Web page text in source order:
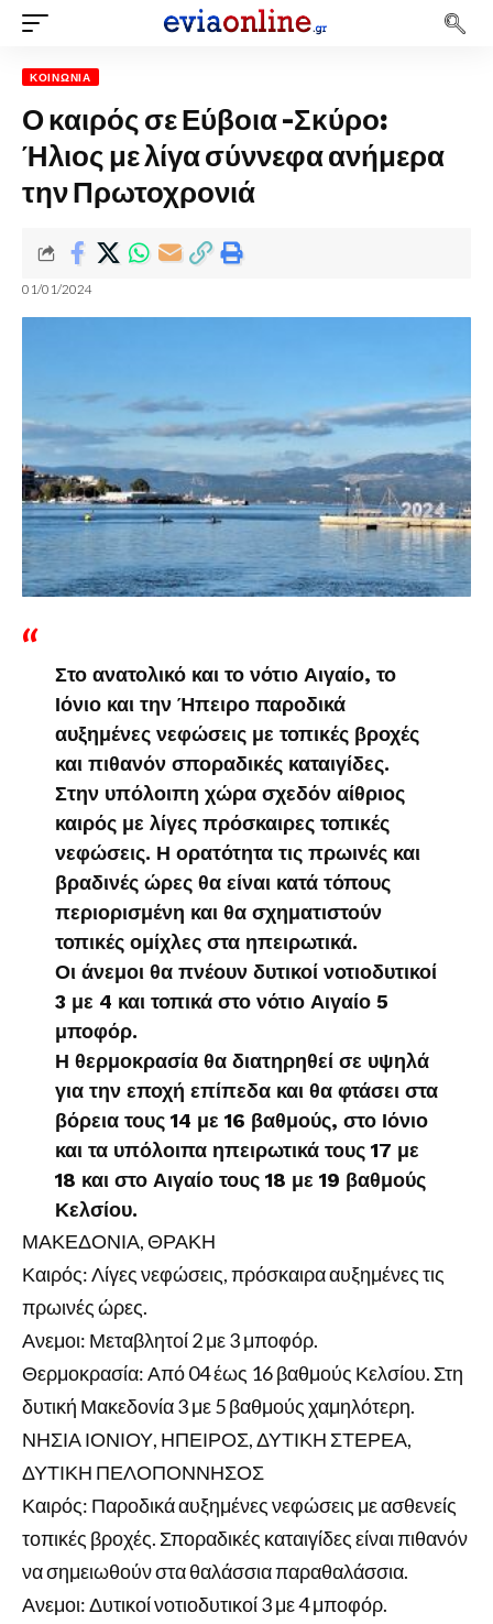
ΚΟΙΝΩΝΊΑ
Ο καιρός σε Εύβοια -Σκύρο:
Ήλιος με λίγα σύννεφα ανήμερα
την Πρωτοχρονιά
01/01/2024
Στο ανατολικό και το νότιο Αιγαίο, το
Ιόνιο και την Ήπειρο παροδικά
αυξημένες νεφώσεις με τοπικές βροχές
και πιθανόν σποραδικές καταιγίδες.
Στην υπόλοιπη χώρα σχεδόν αίθριος
καιρός με λίγες πρόσκαιρες τοπικές
νεφώσεις. Η ορατότητα τις πρωινές και
βραδινές ώρες θα είναι κατά τόπους
περιορισμένη και θα σχηματιστούν
τοπικές ομίχλες στα ηπειρωτικά.
Οι άνεμοι θα πνέουν δυτικοί νοτιοδυτικοί
3 με 4 και τοπικά στο νότιο Αιγαίο 5
μποφόρ.
Η θερμοκρασία θα διατηρηθεί σε υψηλά
για την εποχή επίπεδα και θα φτάσει στα
βόρεια τους 14 με 16 βαθμούς, στο Ιόνιο
και τα υπόλοιπα ηπειρωτικά τους 17 με
18 και στο Αιγαίο τους 18 με 19 βαθμούς
Κελσίου.
ΜΑΚΕΔΟΝΙΑ, ΘΡΑΚΗ
Καιρός: Λίγες νεφώσεις, πρόσκαιρα αυξημένες τις
πρωινές ώρες.
Ανεμοι: Μεταβλητοί 2 με 3 μποφόρ.
Θερμοκρασία: Από 04 έως 16 βαθμούς Κελσίου. Στη
δυτική Μακεδονία 3 με 5 βαθμούς χαμηλότερη.
ΝΗΣΙΑ ΙΟΝΙΟΥ, ΗΠΕΙΡΟΣ, ΔΥΤΙΚΗ ΣΤΕΡΕΑ,
ΔΥΤΙΚΗ ΠΕΛΟΠΟΝΝΗΣΟΣ
Καιρός: Παροδικά αυξημένες νεφώσεις με ασθενείς
τοπικές βροχές. Σποραδικές καταιγίδες είναι πιθανόν
να σημειωθούν στα θαλάσσια παραθαλάσσια.
Ανεμοι: Δυτικοί νοτιοδυτικοί 3 με 4 μποφόρ.